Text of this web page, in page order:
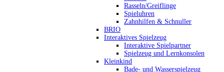
Rasseln/Greiflinge
Spieluhren
Zahnhilfen & Schnuller
BRIO
Interaktives Spielzeug
Interaktive Spielpartner
Spielzeug und Lernkonsolen
Kleinkind
Bade- und Wasserspielzeug